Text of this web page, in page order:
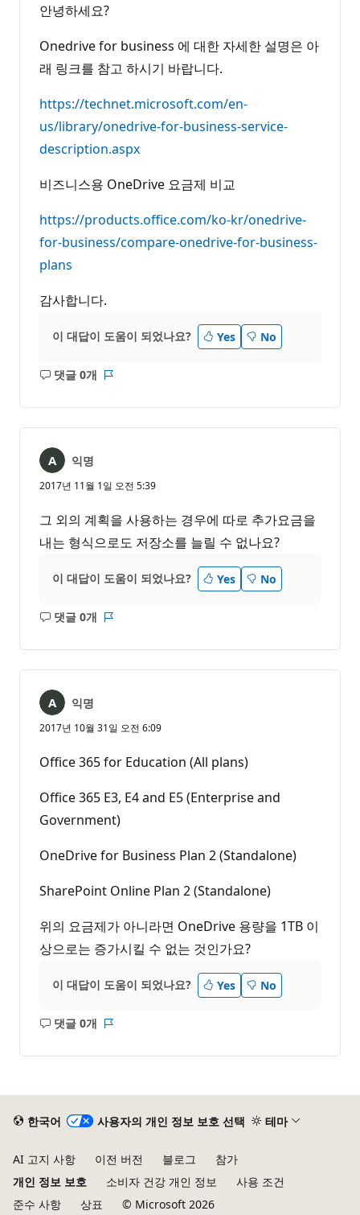
안녕하세요?
Onedrive for business 에 대한 자세한 설명은 아
래 링크를 참고 하시기 바랍니다.
https://technet.microsoft.com/en-
us/library/onedrive-for-business-service-
description.aspx
비즈니스용 OneDrive 요금제 비교
https://products.office.com/ko-kr/onedrive-
for-business/compare-onedrive-for-business-
plans
감사합니다.
이 대답이 도움이 되었나요? Yes No
댓글 0개
설
음
익명
2017년 11월 1일 오전 5:39
그 외의 계획을 사용하는 경우에 따로 추가요금을
내는 형식으로도 저장소를 늘릴 수 없나요?
이 대답이 도움이 되었나요? Yes No
댓글 0개
설
음
익명
2017년 10월 31일 오전 6:09
Office 365 for Education (All plans)
Office 365 E3, E4 and E5 (Enterprise and
Government)
OneDrive for Business Plan 2 (Standalone)
SharePoint Online Plan 2 (Standalone)
위의 요금제가 아니라면 OneDrive 용량을 1TB 이
상으로는 증가시킬 수 없는 것인가요?
이 대답이 도움이 되었나요? Yes No
댓글 0개
설
한국어 사용자의 개인 정보 보호 선택 테마
AI 고지 사항 이전 버전 블로그
참가
개인 정보 보호
소비자 건강 개인 정보
사용 조건
준수 사항
상표 © Microsoft 2026